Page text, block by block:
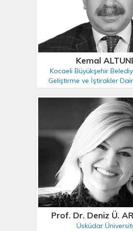
Kemal
Kocaeli Büyükşehir
Geliştirme ve İştirakler
Prof. Dr. Deniz Ü.
Üsküdar